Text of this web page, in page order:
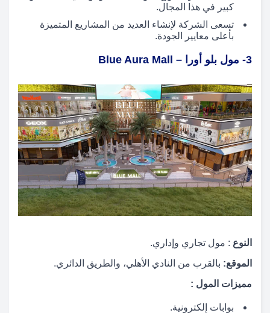
كبير في هذا المجال.
تسعى الشركة لإنشاء العديد من المشاريع المتميزة
بأعلى معايير الجودة.
3- مول بلو أورا – Blue Aura Mall
النوع : مول تجاري وإداري.
الموقع: بالقرب من النادي الأهلي، والطريق الدائري.
مميزات المول :
بوابات إلكترونية.